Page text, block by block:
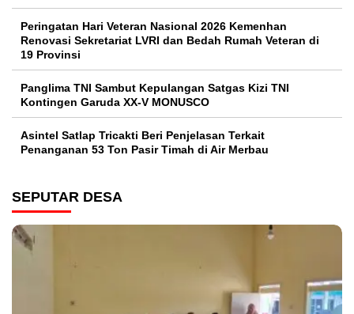
Peringatan Hari Veteran Nasional 2026 Kemenhan
Renovasi Sekretariat LVRI dan Bedah Rumah Veteran di
19 Provinsi
Panglima TNI Sambut Kepulangan Satgas Kizi TNI
Kontingen Garuda XX-V MONUSCO
Asintel Satlap Tricakti Beri Penjelasan Terkait
Penanganan 53 Ton Pasir Timah di Air Merbau
SEPUTAR DESA